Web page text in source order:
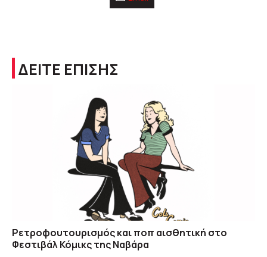
ΔΕΙΤΕ ΕΠΙΣΗΣ
Ρετροφουτουρισμός και ποπ αισθητική στο
Φεστιβάλ Κόμικς της Ναβάρα